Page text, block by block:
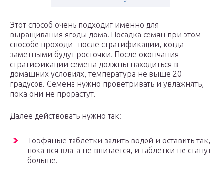
Этот способ очень подходит именно для
выращивания ягоды дома. Посадка семян при этом
способе проходит после стратификации, когда
заметными будут росточки. После окончания
стратификации семена должны находиться в
домашних условиях, температура не выше 20
градусов. Семена нужно проветривать и увлажнять,
пока они не прорастут.
Далее действовать нужно так:
Торфяные таблетки залить водой и оставить так,
пока вся влага не впитается, и таблетки не станут
больше.